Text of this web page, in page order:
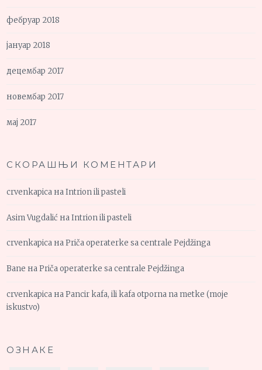
фебруар 2018
јануар 2018
децембар 2017
новембар 2017
мај 2017
СКОРАШЊИ КОМЕНТАРИ
crvenkapica наIntrion ili pasteli
Asim Vugdalić наIntrion ili pasteli
crvenkapica наPriča operaterke sa centrale Pejdžinga
Bane наPriča operaterke sa centrale Pejdžinga
crvenkapica наPancir kafa, ili kafa otporna na metke (moje
iskustvo)
ОЗНАКЕ